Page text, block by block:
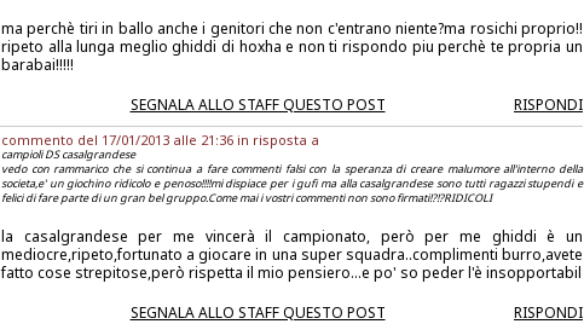
ma perchè tiri in ballo anche i genitori che non c'entrano niente?ma rosichi proprio!!
ripeto alla lunga meglio ghiddi di hoxha e non ti rispondo piu perchè te propria un
barabai!!!!!
SEGNALA ALLO STAFF QUESTO POST
RISPONDI
commento del 17/01/2013 alle 21:36 in risposta a
campioli DS casalgrandese
vedo con rammarico che si continua a fare commenti falsi con la speranza di creare malumore all'interno della
societa,e' un giochino ridicolo e penoso!!!!mi dispiace per i gufi ma alla casalgrandese sono tutti ragazzi stupendi e
felici di fare parte di un gran bel gruppo.Come mai i vostri commenti non sono firmati!?!?RIDICOLI
la casalgrandese per me vincerà il campionato, però per me ghiddi è un
mediocre,ripeto,fortunato a giocare in una super squadra..complimenti burro,avete
fatto cose strepitose,però rispetta il mio pensiero...e po' so peder l'è insopportabil
SEGNALA ALLO STAFF QUESTO POST
RISPONDI